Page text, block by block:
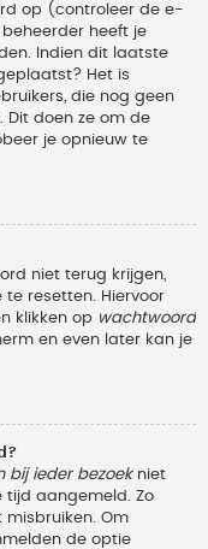
op (controleer de e-
heeft je
Indien dit laatste
Het is
die nog geen
Dit doen ze om de
je opnieuw te
niet terug krijgen,
resetten. Hiervoor
klikken op wachtwoord
en even later kan je
bij ieder bezoekniet
tijd aangemeld. Zo
Om
de optie